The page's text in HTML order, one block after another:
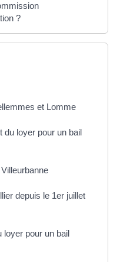
?
et Lomme
du loyer pour un bail
depuis le 1er juillet
loyer pour un bail